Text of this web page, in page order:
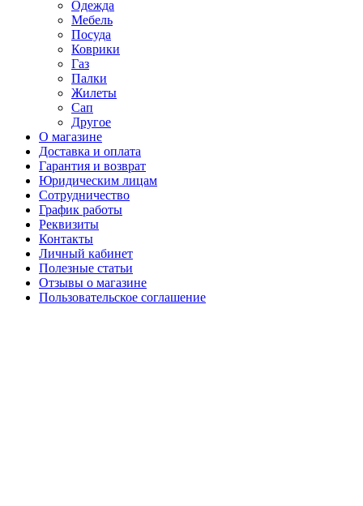
Одежда
Мебель
Посуда
Коврики
Газ
Палки
Жилеты
Сап
Другое
О магазине
Доставка и оплата
Гарантия и возврат
Юридическим лицам
Сотрудничество
График работы
Реквизиты
Контакты
Личный кабинет
Полезные статьи
Отзывы о магазине
Пользовательское соглашение